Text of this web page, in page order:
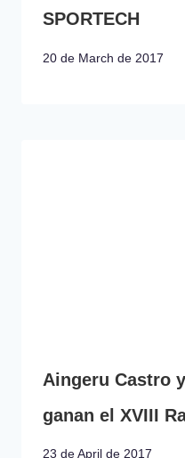
SPORTECH
20 de March de 2017
Aingeru Castro
ganan el XVIII
23 de April de 2017